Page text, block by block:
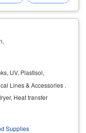
UV, Plastisol,
Lines & Accessories .
Heat transfer
Supplies